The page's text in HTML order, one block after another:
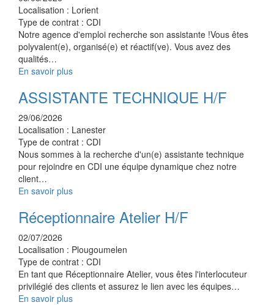
Localisation : Lorient
Type de contrat : CDI
Notre agence d'emploi recherche son assistante !Vous êtes
polyvalent(e), organisé(e) et réactif(ve). Vous avez des
qualités…
En savoir plus
ASSISTANTE TECHNIQUE H/F
29/06/2026
Localisation : Lanester
Type de contrat : CDI
Nous sommes à la recherche d'un(e) assistante technique
pour rejoindre en CDI une équipe dynamique chez notre
client…
En savoir plus
Réceptionnaire Atelier H/F
02/07/2026
Localisation : Plougoumelen
Type de contrat : CDI
En tant que Réceptionnaire Atelier, vous êtes l'interlocuteur
privilégié des clients et assurez le lien avec les équipes…
En savoir plus